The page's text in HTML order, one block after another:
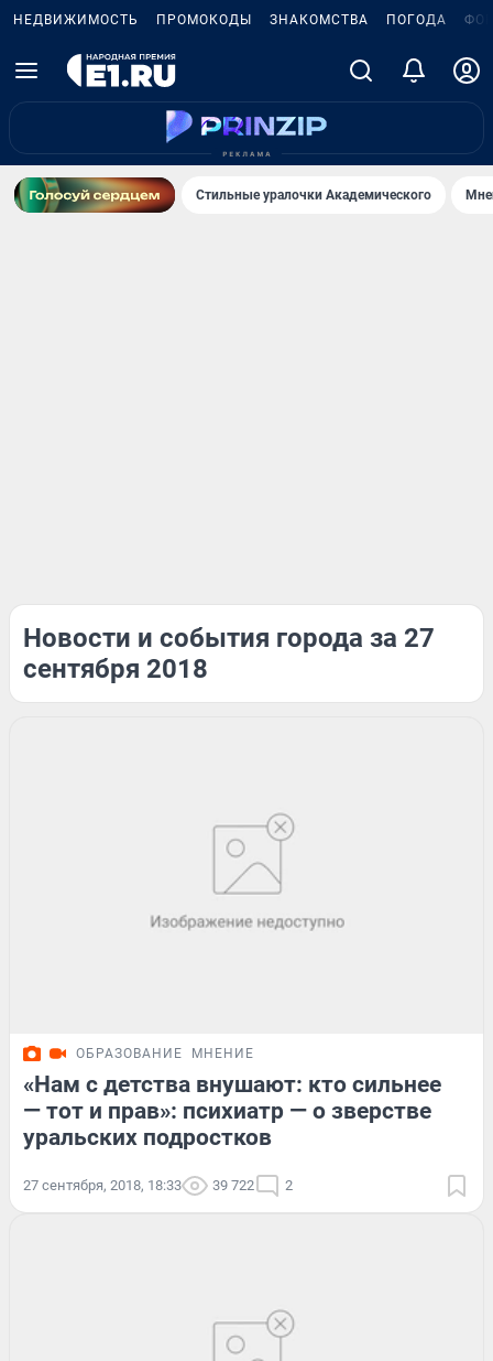
НЕДВИЖИМОСТЬ ПРОМОКОДЫ ЗНАКОМСТВА ПОГОДА
Стильные уралочки Академического
Новости и события города за 27
сентября 2018
ОБРАЗОВАНИЕ МНЕНИЕ
«Нам с детства внушают: кто сильнее
— тот и прав»: психиатр — о зверстве
уральских подростков
27 сентября, 2018, 18:33 39 722 2